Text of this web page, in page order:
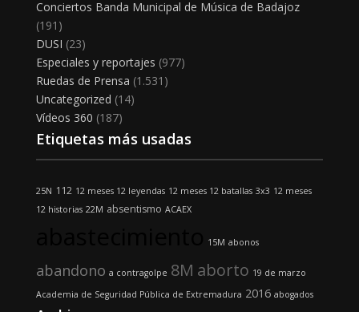
Conciertos Banda Municipal de Música de Badajoz
(191)
DUSI (23)
Especiales y reportajes (977)
Ruedas de Prensa (1.531)
Uncategorized (14)
Vídeos 360 (187)
Etiquetas más usadas
25N 112 12 meses 12 leyendas 12 meses 12 batallas 3x3 12 meses
12 historias 22M absentismo ACAEX
15M abonos
abandono a contragolpe 8M aborto 19 de marzo
Academia de Seguridad Pública de Extremadura 2016 abogados